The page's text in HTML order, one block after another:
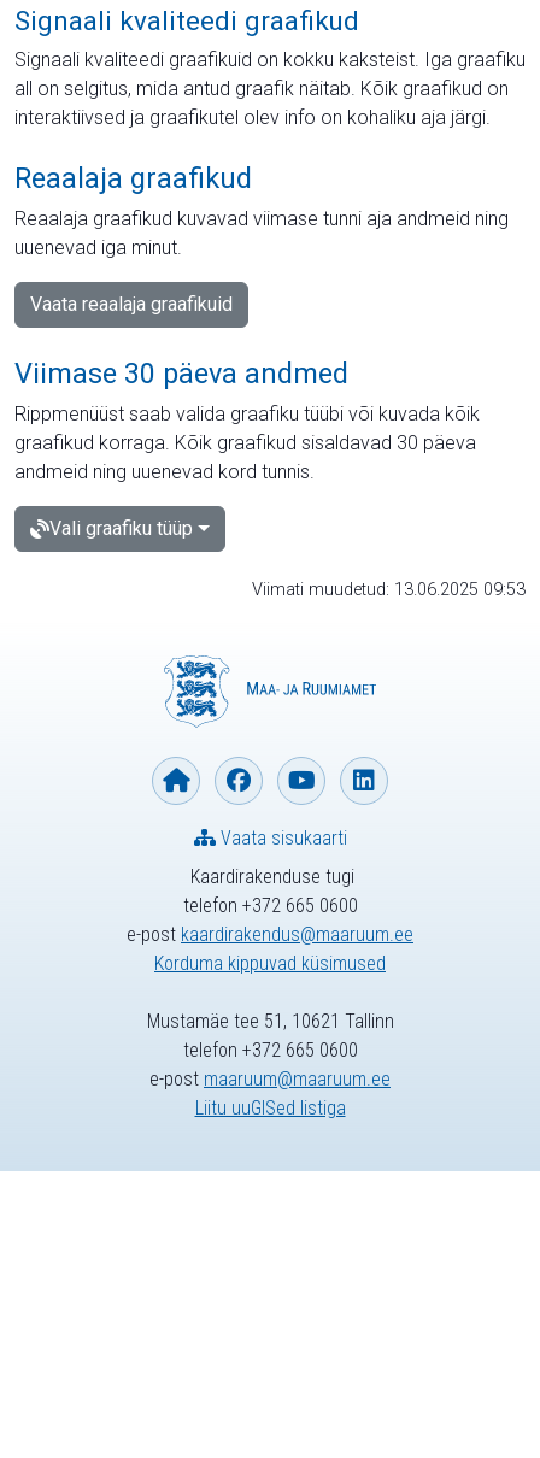
Signaali kvaliteedi graafikud
Signaali kvaliteedi graafikuid on kokku kaksteist. Iga graafiku
all on selgitus, mida antud graafik näitab. Kõik graafikud on
interaktiivsed ja graafikutel olev info on kohaliku aja järgi.
Reaalaja graafikud
Reaalaja graafikud kuvavad viimase tunni aja andmeid ning
uuenevad iga minut.
Vaata reaalaja graafikuid
Viimase 30 päeva andmed
Rippmenüüst saab valida graafiku tüübi või kuvada kõik
graafikud korraga. Kõik graafikud sisaldavad 30 päeva
andmeid ning uuenevad kord tunnis.
Vali graafiku tüüp
Viimati muudetud: 13.06.2025 09:53
Kaardirakenduse tugi
telefon +372 665 0600
e-post kaardirakendus@maaruum.ee
Korduma kippuvad küsimused
Vaata sisukaarti
Mustamäe tee 51, 10621 Tallinn
telefon +372 665 0600
e-post maaruum@maaruum.ee
Liitu uuGISed listiga